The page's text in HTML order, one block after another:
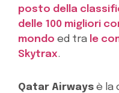
posto della
delle 100 migliori
mondo ed tra le
Skytrax.
Qatar Airways è la